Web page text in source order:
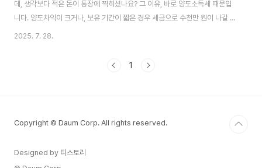
데, 생각보다 적은 돈이 통장에 찍히셨나요? 그 이유, 바로 양도소득세 때문입
니다. 양도차익이 크거나, 보유 기간이 짧은 경우 세금으로 수천만 원이 나갈 수
도 있죠. 그렇다면, 미리 대략적인 세금을 계산해보고 대비할 수는 없을까요?
년 기준 계산 방식, 세율표, 절세 팁까지 한 번에 정리해드립니다. 양도소득세
2025. 7. 28.
1
Copyright © Daum Corp. All rights reserved.
Designed by 티스토리